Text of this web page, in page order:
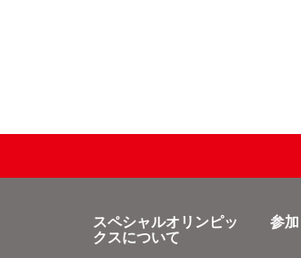
スペシャルオリンピッ
クスについて
参